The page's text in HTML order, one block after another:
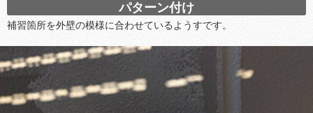
パターン付け
補習箇所を外壁の模様に合わせているようすです。